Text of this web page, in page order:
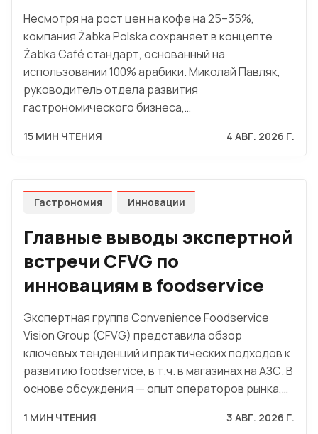
Несмотря на рост цен на кофе на 25–35%,
компания Żabka Polska сохраняет в концепте
Żabka Café стандарт, основанный на
использовании 100% арабики. Миколай Павляк,
руководитель отдела развития
гастрономического бизнеса,…
15 МИН ЧТЕНИЯ 4 АВГ. 2026 Г.
Гастрономия Инновации
Главные выводы экспертной
встречи CFVG по
инновациям в foodservice
Экспертная группа Convenience Foodservice
Vision Group (CFVG) представила обзор
ключевых тенденций и практических подходов к
развитию foodservice, в т.ч. в магазинах на АЗС. В
основе обсуждения — опыт операторов рынка,…
1 МИН ЧТЕНИЯ 3 АВГ. 2026 Г.